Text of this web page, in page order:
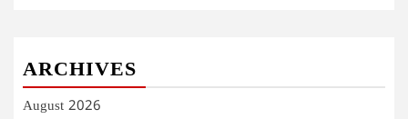
ARCHIVES
August 2026